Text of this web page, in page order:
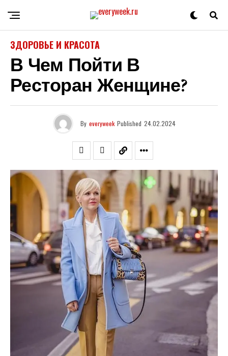
ЗДОРОВЬЕ И КРАСОТА
В Чем Пойти В
Ресторан Женщине?
By everyweek Published 24.02.2024